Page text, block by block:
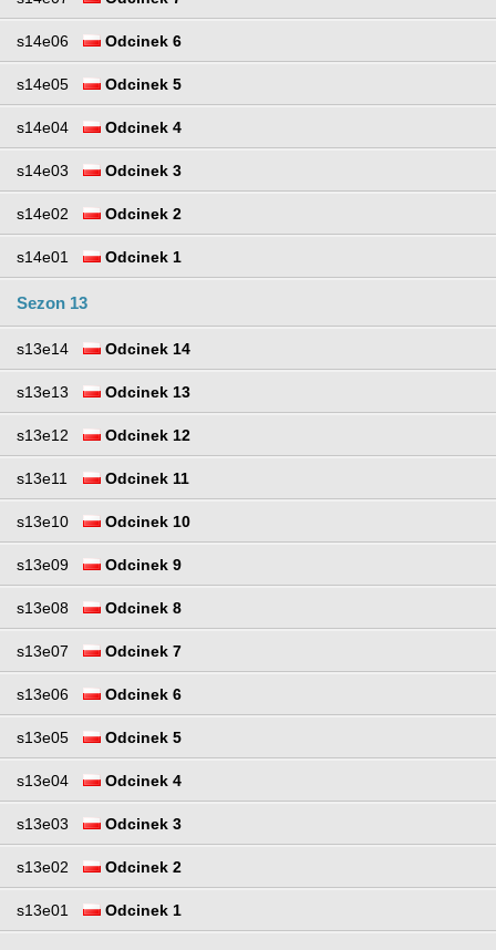
s14e06 Odcinek 6
s14e05 Odcinek 5
s14e04 Odcinek 4
s14e03 Odcinek 3
s14e02 Odcinek 2
s14e01 Odcinek 1
Sezon 13
s13e14 Odcinek 14
s13e13 Odcinek 13
s13e12 Odcinek 12
s13e11 Odcinek 11
s13e10 Odcinek 10
s13e09 Odcinek 9
s13e08 Odcinek 8
s13e07 Odcinek 7
s13e06 Odcinek 6
s13e05 Odcinek 5
s13e04 Odcinek 4
s13e03 Odcinek 3
s13e02 Odcinek 2
s13e01 Odcinek 1